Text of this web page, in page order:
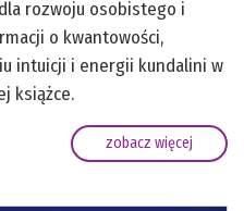
rozwoju osobistego i
o kwantowości,
intuicji i energii kundalini w
książce.
zobacz więcej